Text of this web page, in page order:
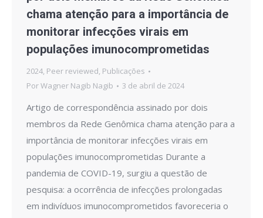
chama atenção para a importância de
monitorar infecções virais em
populações imunocomprometidas
2024, Peer reviewed, Publicações
PorWagner Nagib Nagib 3 de abril de 2024
Artigo de correspondência assinado por dois
membros da Rede Genômica chama atenção para a
importância de monitorar infecções virais em
populações imunocomprometidas Durante a
pandemia de COVID-19, surgiu a questão de
pesquisa: a ocorrência de infecções prolongadas
em indivíduos imunocomprometidos favoreceria o